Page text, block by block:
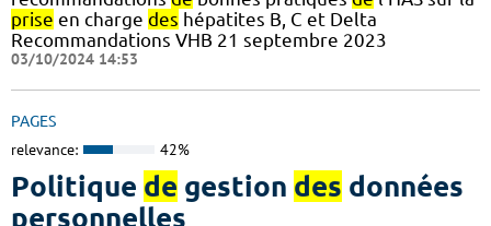
prise en charge des hépatites B, C et Delta
Recommandations VHB 21 septembre 2023
03/10/2024 14:53
PAGES
relevance: 42%
Politique de gestion des données
personnelles